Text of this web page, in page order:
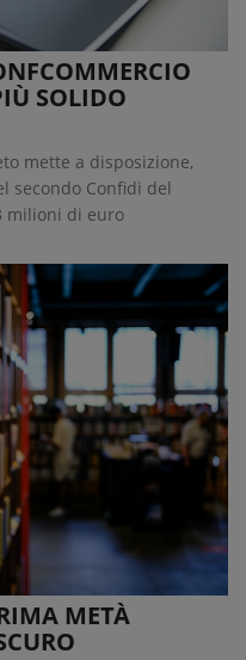
SOLIDO
mette a disposizione,
secondo Confidi del
milioni di euro
METÀ